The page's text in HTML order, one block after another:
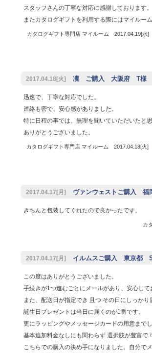
スタッフさんの丁寧な対応に感謝しております。
またカタログギフトを利用する際にはマイルー
カタログギフト専門店 マイルーム 2017.04.19[水]
2017.04.18[火] 凜 ご購入 大阪府 T様
迅速で、丁寧な対応でした。
連絡も密で、安心感がありました。
特に日程の事では、無理を聞いていただいたと思
ありがとうございました。
カタログギフト専門店 マイルーム 2017.04.18[火]
2017.04.17[月] ヴァンウェストご購入
きちんと包装してくれたので良かったです。
カ
2017.04.17[月] イルムスご購入 東京都
この度はありがとうございました。
手続きが1つ進むごとにメールがあり、安心し
また、配送日が指定でき 且つ その日にしっかり
誕生日プレゼントは当日に届くのが1番です。
更にラッピングやメッセージカードの用意まで
基本追加料金なしにも関わらず 選択肢が豊富で
こちらでの購入の決め手になりました。自分で